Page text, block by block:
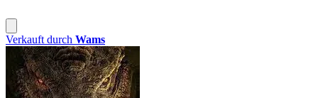
Verkauft durch Wams